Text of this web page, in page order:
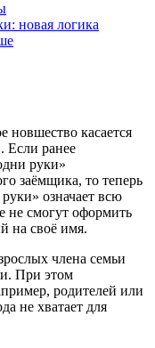
новая логика
касается
Если ранее
руки»
заёмщика, то теперь
означает всю
не смогут оформить
на своё имя.
члена семьи
При этом
родителей или
не хватает для